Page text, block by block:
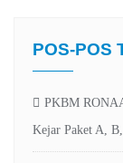
POS-POS
PKBM
Kejar Paket A,